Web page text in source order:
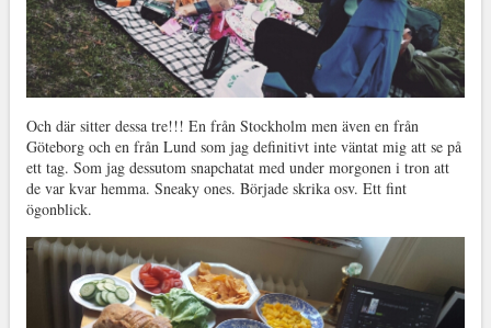
Och där sitter dessa tre!!! En från Stockholm men även en från
Göteborg och en från Lund som jag definitivt inte väntat mig att se på
ett tag. Som jag dessutom snapchatat med under morgonen i tron att
de var kvar hemma. Sneaky ones. Började skrika osv. Ett fint
ögonblick.